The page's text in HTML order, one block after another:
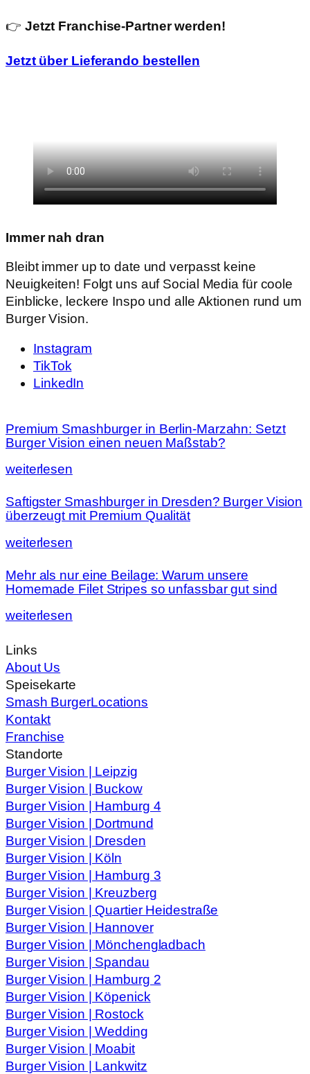
👉 Jetzt Franchise-Partner werden!
Jetzt über Lieferando bestellen
Immer nah dran
Bleibt immer up to date und verpasst keine
Neuigkeiten! Folgt uns auf Social Media für coole
Einblicke, leckere Inspo und alle Aktionen rund um
Burger Vision.
Instagram
TikTok
LinkedIn
Premium Smashburger in Berlin-Marzahn: Setzt
Burger Vision einen neuen Maßstab?
weiterlesen
Saftigster Smashburger in Dresden? Burger Vision
überzeugt mit Premium Qualität
weiterlesen
Mehr als nur eine Beilage: Warum unsere
Homemade Filet Stripes so unfassbar gut sind
weiterlesen
Links
About Us
Speisekarte
Smash BurgerLocations
Kontakt
Franchise
Standorte
Burger Vision | Leipzig
Burger Vision | Buckow
Burger Vision | Hamburg 4
Burger Vision | Dortmund
Burger Vision | Dresden
Burger Vision | Köln
Burger Vision | Hamburg 3
Burger Vision | Kreuzberg
Burger Vision | Quartier Heidestraße
Burger Vision | Hannover
Burger Vision | Mönchengladbach
Burger Vision | Spandau
Burger Vision | Hamburg 2
Burger Vision | Köpenick
Burger Vision | Rostock
Burger Vision | Wedding
Burger Vision | Moabit
Burger Vision | Lankwitz